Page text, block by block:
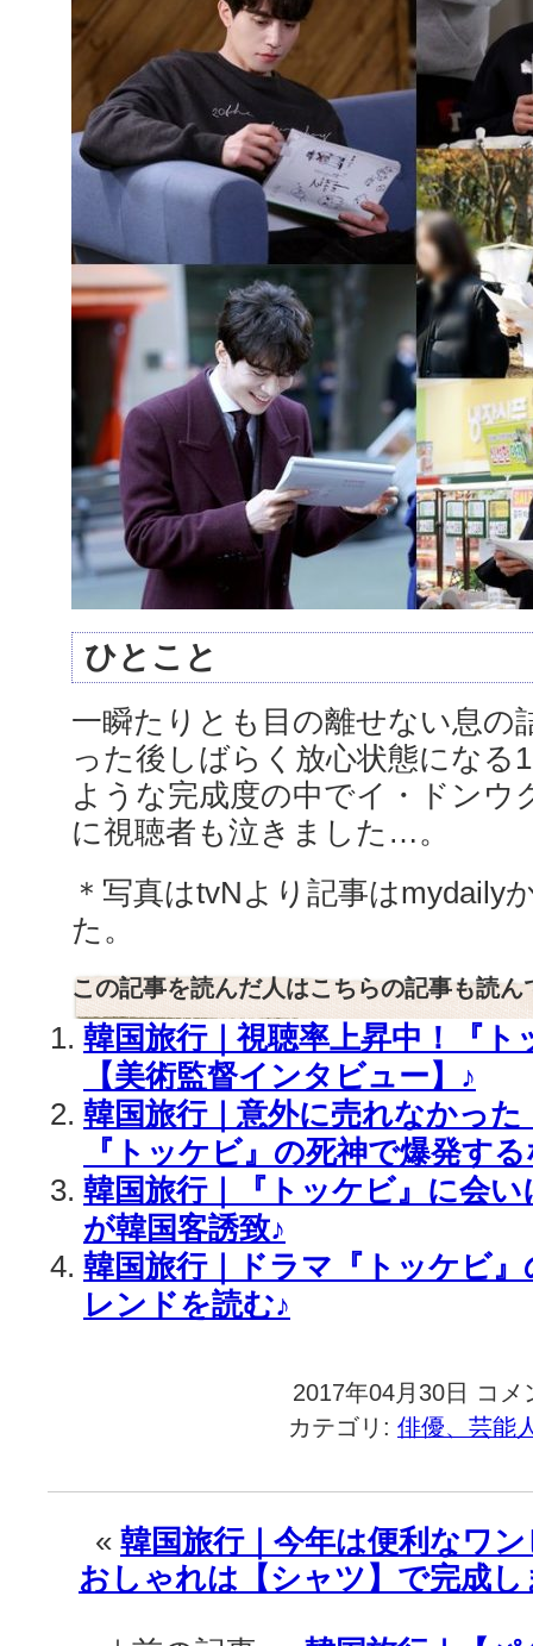
ひとこと
一瞬たりとも目の離せない息の
った後しばらく放心状態になる
ような完成度の中でイ・ドンウ
に視聴者も泣きました…。
＊写真はtvNより記事はmydaily
た。
この記事を読んだ人はこちらの記事も読ん
韓国旅行｜視聴率上昇中！『ト
【美術監督インタビュー】♪
韓国旅行｜意外に売れなかっ
『トッケビ』の死神で爆発す
韓国旅行｜『トッケビ』に会
が韓国客誘致♪
韓国旅行｜ドラマ『トッケビ
レンドを読む♪
2017年04月30日
韓
国
旅
｜
本
初
放
コメ
カテゴリ: 俳優、芸能
« 韓国旅行｜今年は便利なワ
おしゃれは【シャツ】で完成し